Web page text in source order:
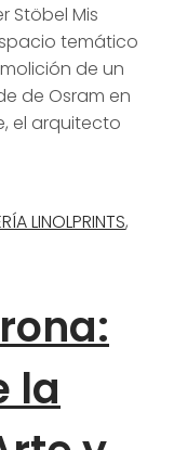
Stöbel Mis
temático
de un
de Osram en
el arquitecto
LINOLPRINTS,
la